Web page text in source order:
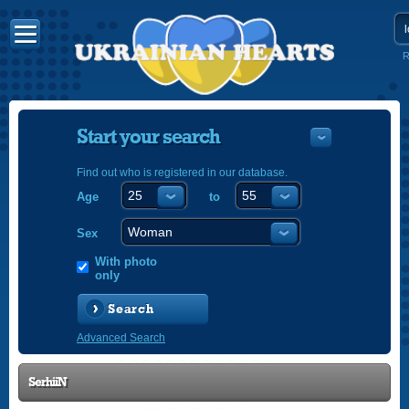
Start your search
Find out who is registered in our database.
Age to
Sex
With photo
only
Search
Advanced Search
SerhiiN